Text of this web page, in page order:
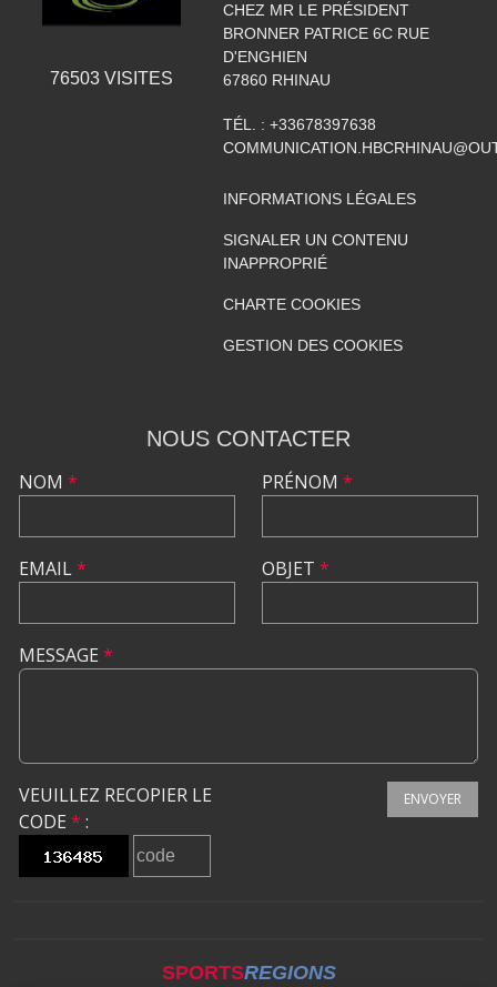
76503VISITES
CHEZ MR LE PRÉSIDENT
BRONNER PATRICE 6C RUE
D'ENGHIEN
67860 RHINAU
TÉL. : +33678397638
INFORMATIONS LÉGALES
SIGNALER UN CONTENU
INAPPROPRIÉ
CHARTE COOKIES
GESTION DES COOKIES
NOUS CONTACTER
NOM *
EMAIL*
PRÉNOM *
OBJET *
MESSAGE *
VEUILLEZ RECOPIER LE
CODE * :
ENVOYER
SPORTSREGIONS